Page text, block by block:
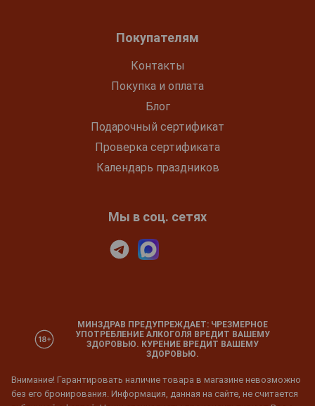
Покупателям
Контакты
Покупка и оплата
Блог
Подарочный сертификат
Проверка сертификата
Календарь праздников
Мы в соц. сетях
МИНЗДРАВ ПРЕДУПРЕЖДАЕТ: ЧРЕЗМЕРНОЕ
УПОТРЕБЛЕНИЕ АЛКОГОЛЯ ВРЕДИТ ВАШЕМУ
ЗДОРОВЬЮ. КУРЕНИЕ ВРЕДИТ ВАШЕМУ
ЗДОРОВЬЮ.
Внимание! Гарантировать наличие товара в магазине невозможно
без его бронирования. Информация, данная на сайте, не считается